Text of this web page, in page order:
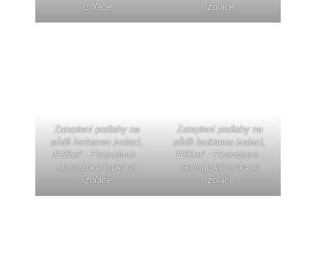
izolace
izolace
Zateplení podlahy na
půdě foukanou izolací,
1100m² - Ekoizolace -
ekologické foukané
izolace
Zateplení podlahy na
půdě foukanou izolací,
1100m² - Ekoizolace -
ekologické foukané
izolace